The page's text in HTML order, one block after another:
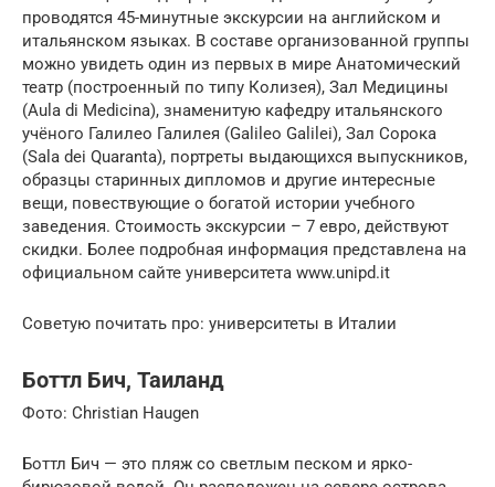
проводятся 45-минутные экскурсии на английском и
итальянском языках. В составе организованной группы
можно увидеть один из первых в мире Анатомический
театр (построенный по типу Колизея), Зал Медицины
(Aula di Medicina), знаменитую кафедру итальянского
учёного Галилео Галилея (Galileo Galilei), Зал Сорока
(Sala dei Quaranta), портреты выдающихся выпускников,
образцы старинных дипломов и другие интересные
вещи, повествующие о богатой истории учебного
заведения. Стоимость экскурсии – 7 евро, действуют
скидки. Более подробная информация представлена на
официальном сайте университета www.unipd.it
Советую почитать про: университеты в Италии
Боттл Бич, Таиланд
Фото: Christian Haugen
Боттл Бич — это пляж со светлым песком и ярко-